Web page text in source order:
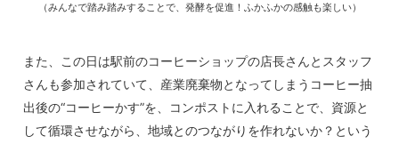
（みんなで踏み踏みすることで、発酵を促進！ふかふかの感触も楽しい）
また、この日は駅前のコーヒーショップの店長さんとスタッフ
さんも参加されていて、産業廃棄物となってしまうコーヒー抽
出後の“コーヒーかす”を、コンポストに入れることで、資源と
して循環させながら、地域とのつながりを作れないか？という